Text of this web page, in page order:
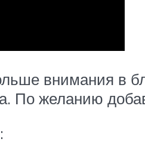
внимания в
По желанию